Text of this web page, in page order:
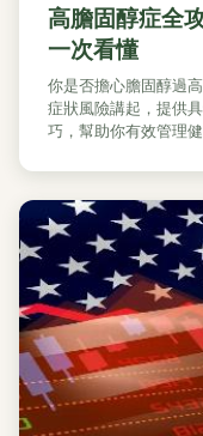
高膽固醇症全
一次看懂
你是否擔心膽固醇過
症狀風險講起，提供
巧，幫助你有效管理